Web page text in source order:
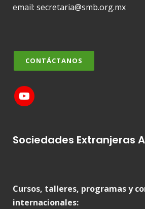
email: secretaria@smb.org.mx
CONTÁCTANOS
Sociedades Extranjeras
Cursos, talleres, programas y
internacionales: